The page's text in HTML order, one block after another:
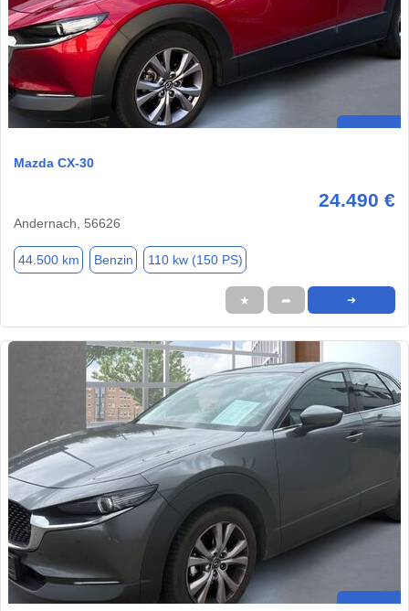
Mazda CX-30
24.490 €
Andernach, 56626
44.500 km Benzin 110 kw (150 PS)
★ ➦ ➜